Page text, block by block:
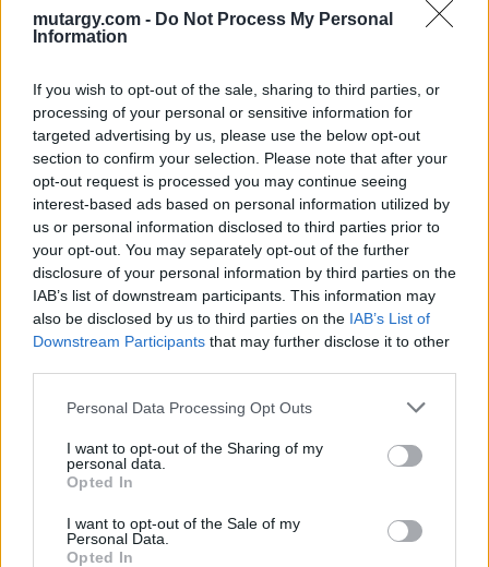
mutargy.com - Do Not Process My Personal
Information
If you wish to opt-out of the sale, sharing to third parties, or
processing of your personal or sensitive information for
targeted advertising by us, please use the below opt-out
section to confirm your selection. Please note that after your
opt-out request is processed you may continue seeing
interest-based ads based on personal information utilized by
us or personal information disclosed to third parties prior to
your opt-out. You may separately opt-out of the further
disclosure of your personal information by third parties on the
IAB’s list of downstream participants. This information may
also be disclosed by us to third parties on the IAB’s List of
Downstream Participants that may further disclose it to other
Personal Data Processing Opt Outs
I want to opt-out of the Sharing of my
personal data.
Opted In
I want to opt-out of the Sale of my
Personal Data.
Opted In
Aukció helye: II. Zsigmond tér 8.
Tételszám: 1
Eladó adatai
Eladó: Műgyűjtők Háza Kft.
Cím: Dudás Attila
Műgyűjtők Háza kft.
Budapest
1023.Bp. Zsigmond tér 11.
1023
Telefon: 18008123
Weboldal:
Budapesten, a II. kerületben. Célunk, hogy az eladók optimális
rendszeresen tudják gazdagítani gyűjteményüket változatos
kínálatunkból. Ezért is rendezünk minden második héten,
18.00 óráig várjuk szeretettel az érdeklődőket.